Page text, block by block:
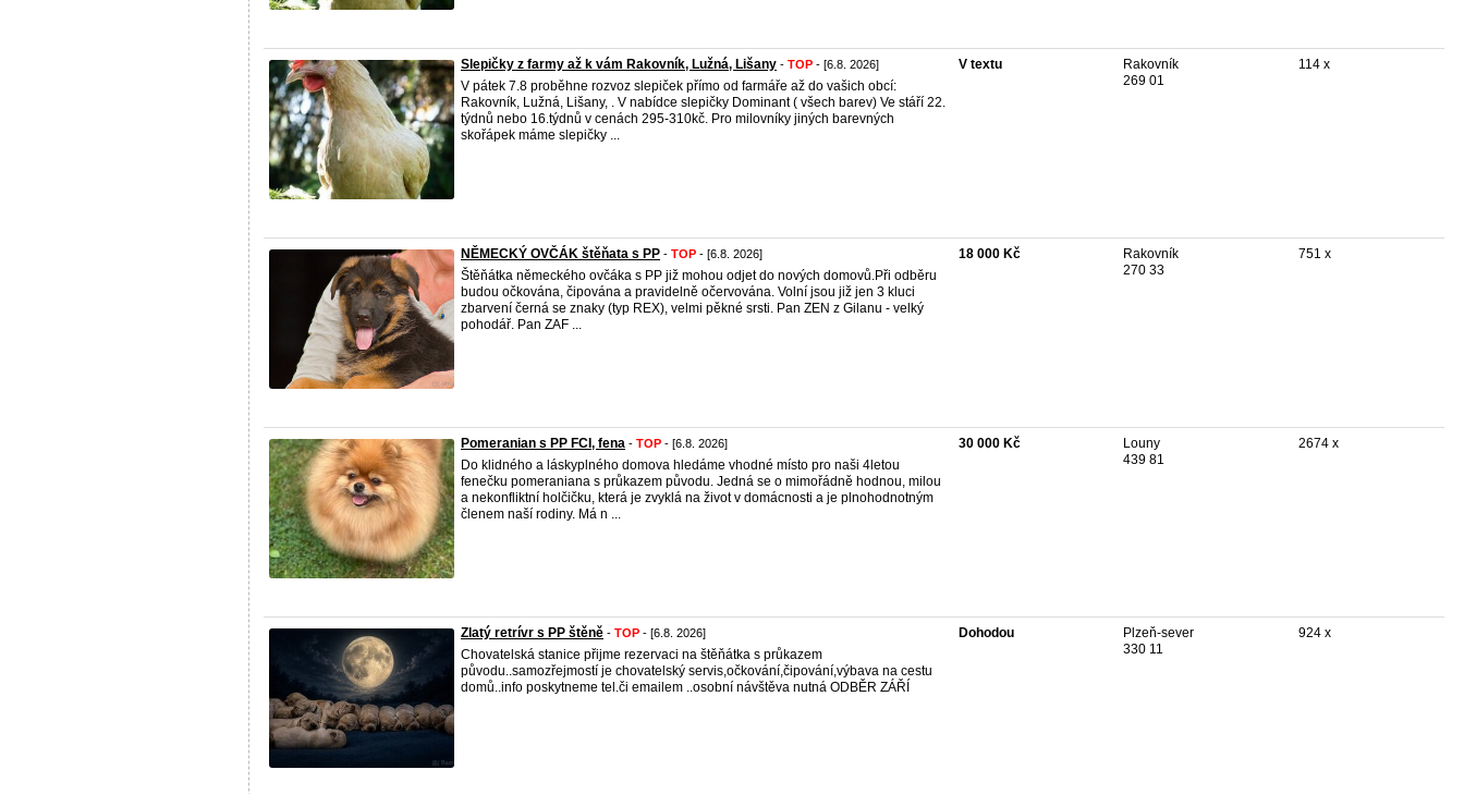
Slepičky z farmy až k vám Rakovník, Lužná, Lišany - TOP - [6.8. 2026]
V pátek 7.8 proběhne rozvoz slepiček přímo od farmáře až do vašich obcí:
Rakovník, Lužná, Lišany, . V nabídce slepičky Dominant ( všech barev) Ve stáří 22.
týdnů nebo 16.týdnů v cenách 295-310kč. Pro milovníky jiných barevných
skořápek máme slepičky ...
V textu
Rakovník
269 01
114 x
NĚMECKÝ OVČÁK štěňata s PP - TOP - [6.8. 2026]
Štěňátka německého ovčáka s PP již mohou odjet do nových domovů.Při odběru
budou očkována, čipována a pravidelně očervována. Volní jsou již jen 3 kluci
zbarvení černá se znaky (typ REX), velmi pěkné srsti. Pan ZEN z Gilanu - velký
pohodář. Pan ZAF ...
18 000 Kč
Rakovník
270 33
751 x
Pomeranian s PP FCI, fena - TOP - [6.8. 2026]
Do klidného a láskyplného domova hledáme vhodné místo pro naši 4letou
fenečku pomeraniana s průkazem původu. Jedná se o mimořádně hodnou, milou
a nekonfliktní holčičku, která je zvyklá na život v domácnosti a je plnohodnotným
členem naší rodiny. Má n ...
30 000 Kč
Louny
439 81
2674 x
Zlatý retrívr s PP štěně - TOP - [6.8. 2026]
Chovatelská stanice přijme rezervaci na štěňátka s průkazem
původu..samozřejmostí je chovatelský servis,očkování,čipování,výbava na cestu
domů..info poskytneme tel.či emailem ..osobní návštěva nutná ODBĚR ZÁŘÍ
Dohodou
Plzeň-sever
330 11
924 x